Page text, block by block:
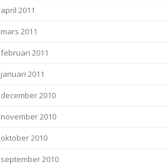
april 2011
mars 2011
februari 2011
januari 2011
december 2010
november 2010
oktober 2010
september 2010